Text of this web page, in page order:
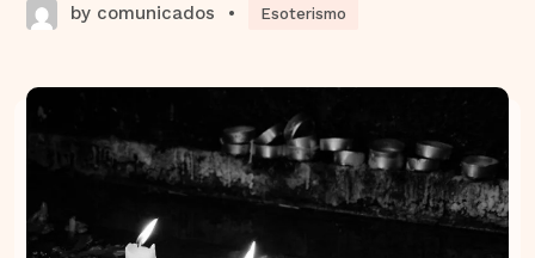
by comunicados • Esoterismo